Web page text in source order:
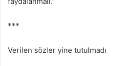
***
Verilen sözler yine tutulmadı